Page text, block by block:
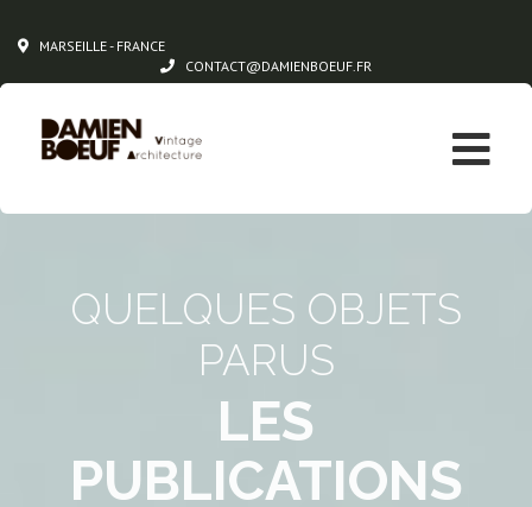
MARSEILLE - FRANCE
CONTACT@DAMIENBOEUF.FR
QUELQUES OBJETS
PARUS
LES
PUBLICATIONS